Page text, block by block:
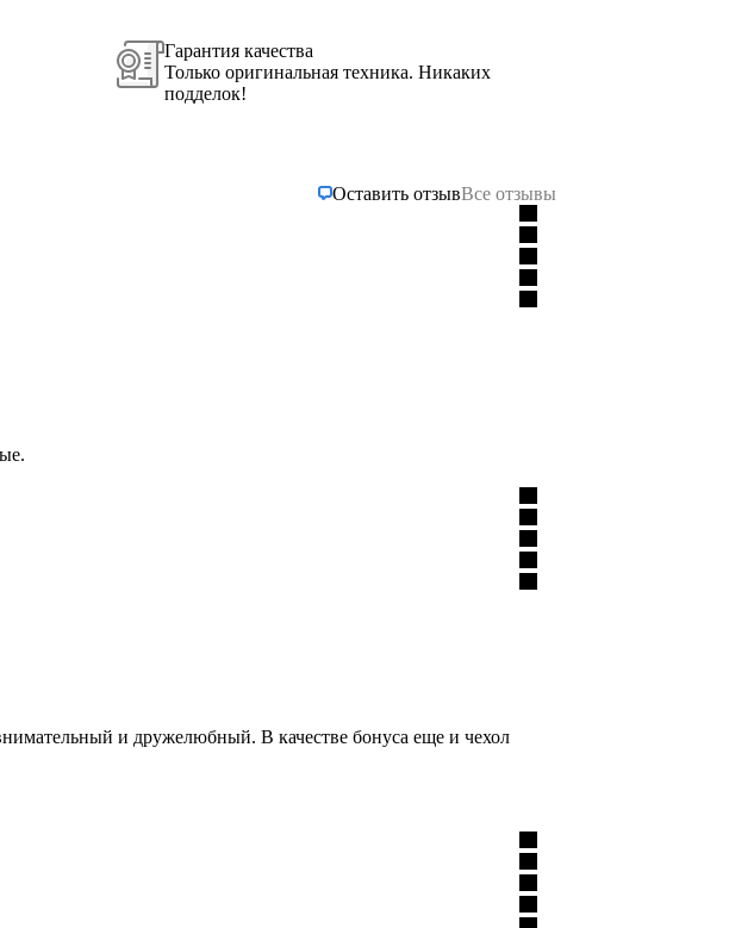
Гарантия качества
Только оригинальная техника. Никаких
подделок!
Все отзывы
Оставить отзыв
и дружелюбный. В качестве бонуса еще и чехол